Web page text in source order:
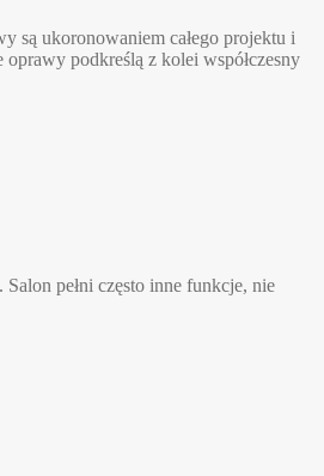
są ukoronowaniem całego projektu i
podkreślą z kolei współczesny
pełni często inne funkcje, nie